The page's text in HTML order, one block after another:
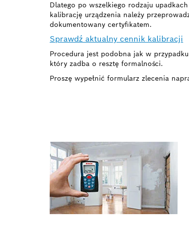
Dlatego po wszelkiego rodzaju
kalibrację urządzenia należy
dokumentowany certyfikatem.
Sprawdź aktualny cennik kalibracji
Procedura jest podobna jak w
który zadba o resztę formalności.
Proszę wypełnić formularz zlecenia